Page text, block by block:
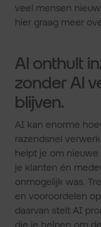
veel mensen
hier graag meer
AI onthult
zonder AI
blijven.
AI kan enorme
razendsnel
helpt je om
je klanten én
onmogelijk was.
en vooroordelen
daarvan stelt AI
die je helpen om